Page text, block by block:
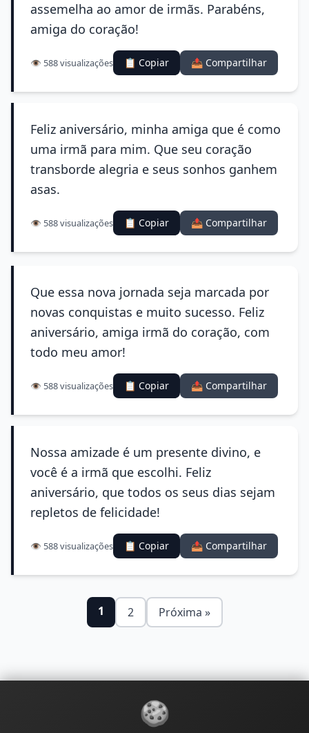
assemelha ao amor de irmãs. Parabéns,
amiga do coração!
👁️ 588 visualizações 📋 Copiar 📤 Compartilhar
Feliz aniversário, minha amiga que é como
uma irmã para mim. Que seu coração
transborde alegria e seus sonhos ganhem
asas.
👁️ 588 visualizações 📋 Copiar 📤 Compartilhar
Que essa nova jornada seja marcada por
novas conquistas e muito sucesso. Feliz
aniversário, amiga irmã do coração, com
todo meu amor!
👁️ 588 visualizações 📋 Copiar 📤 Compartilhar
Nossa amizade é um presente divino, e
você é a irmã que escolhi. Feliz
aniversário, que todos os seus dias sejam
repletos de felicidade!
👁️ 588 visualizações 📋 Copiar 📤 Compartilhar
1 2 Próxima »
🍪